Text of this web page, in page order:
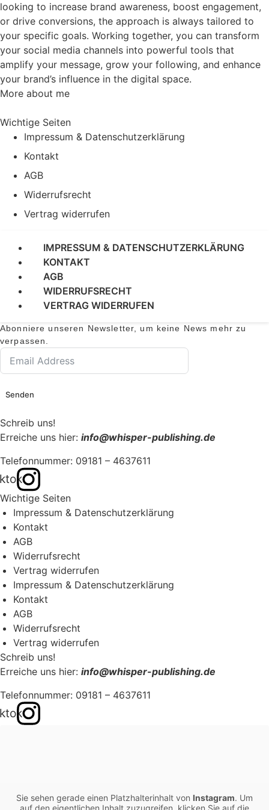
looking to increase brand awareness, boost engagement,
or drive conversions, the approach is always tailored to
your specific goals. Working together, you can transform
your social media channels into powerful tools that
amplify your message, grow your following, and enhance
your brand’s influence in the digital space.
More about me
Wichtige Seiten
Impressum & Datenschutzerklärung
Kontakt
AGB
Widerrufsrecht
Vertrag widerrufen
IMPRESSUM & DATENSCHUTZERKLÄRUNG
KONTAKT
AGB
WIDERRUFSRECHT
VERTRAG WIDERRUFEN
Abonniere unseren Newsletter, um keine News mehr zu
verpassen.
Senden
Schreib uns!
Erreiche uns hier: info@whisper-publishing.de
Telefonnummer: 09181 – 4637611
Wichtige Seiten
Impressum & Datenschutzerklärung
Kontakt
AGB
Widerrufsrecht
Vertrag widerrufen
Impressum & Datenschutzerklärung
Kontakt
AGB
Widerrufsrecht
Vertrag widerrufen
Schreib uns!
Erreiche uns hier: info@whisper-publishing.de
Telefonnummer: 09181 – 4637611
Sie sehen gerade einen Platzhalterinhalt von Instagram. Um
auf den eigentlichen Inhalt zuzugreifen, klicken Sie auf die